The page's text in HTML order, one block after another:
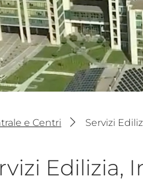
e Centri Servizi
Edilizia,